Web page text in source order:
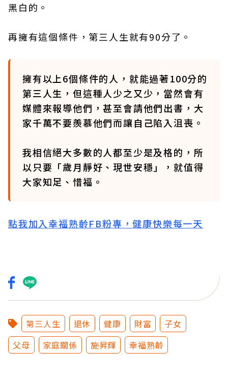
黑白的。
再擁有這個條件，第三人生就有90分了。
擁有以上6個條件的人，就能過著100分的
第三人生，但這種人少之又少，當然會有
媒體來報導他們，甚至會請他們出書，大
家千萬不要羨慕他們而讓自己陷入沮喪。
我相信絕大多數的人都至少是及格的，所
以只要「歲月靜好、現世安穩」，就值得
大家知足、惜福。
點我加入幸福熟齡FB粉專，健康快樂每一天
第三人生 退休 健康 財富
子女
父母
家庭關係 施昇輝 幸福熟齡